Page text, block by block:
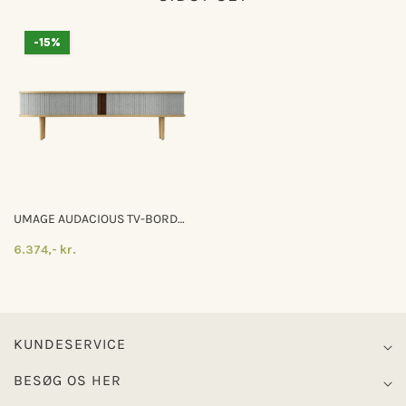
-15%
UMAGE AUDACIOUS TV-BORD
6.374,- kr.
KUNDESERVICE
BESØG OS HER